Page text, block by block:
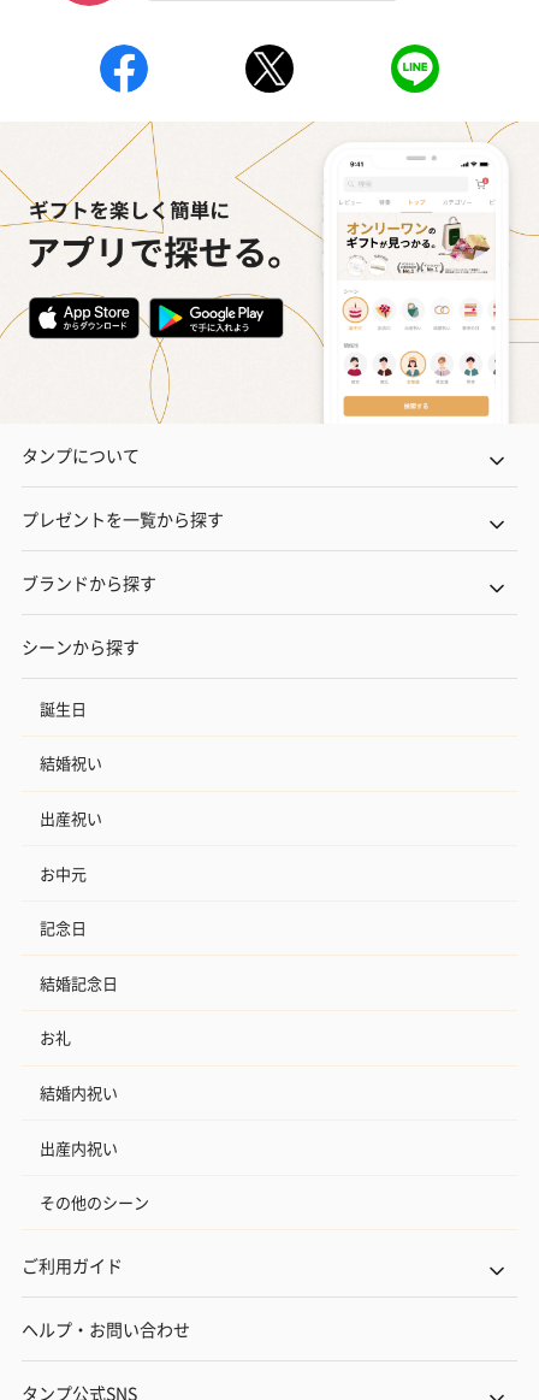
タンプについて
プレゼントを一覧から探す
ブランドから探す
シーンから探す
誕生日
結婚祝い
出産祝い
お中元
記念日
結婚記念日
お礼
結婚内祝い
出産内祝い
その他のシーン
ご利用ガイド
ヘルプ・お問い合わせ
タンプ公式SNS